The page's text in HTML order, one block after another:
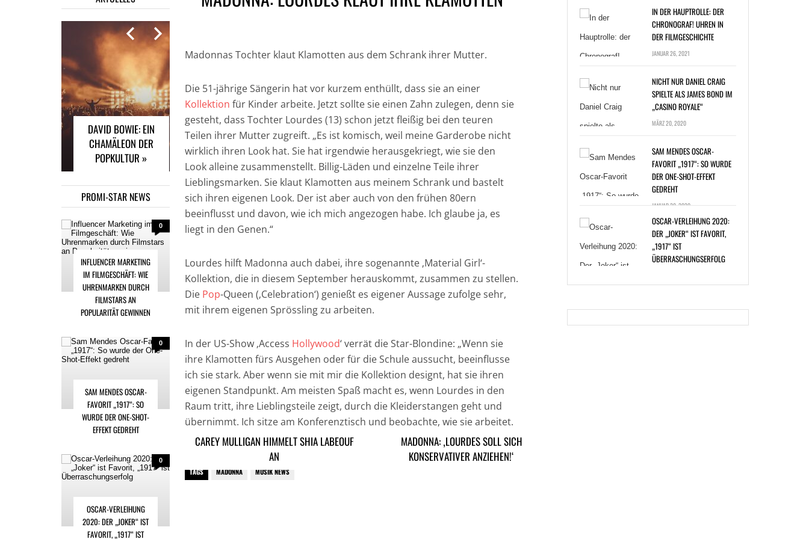
DAVID BOWIE: EIN
CHAMÄLEON DER
POPKULTUR »
MARKETING IM
FILMGESCHÄFT: WIE
UHRENMARKEN
DURCH FILMSTARS
AN POPULARITÄT
GEWINNEN »
IN DER HAUPTROLLE:
DER CHRONOGRAF!
UHREN IN DER
FILMGESCHICHTE »
GESUND UND GUT
FÜR DICH UND DIE
UMWELT:
NACHHALTIGE
HAARPFLEGE »
NICHT NUR DANIEL
CRAIG SPIELTE ALS
„CASINO ROYALE“ »
PROMI-STAR NEWS
0
INFLUENCER MARKETING
IM FILMGESCHÄFT: WIE
UHRENMARKEN DURCH
FILMSTARS AN
POPULARITÄT GEWINNEN
0
SAM MENDES OSCAR-
FAVORIT „1917“: SO
WURDE DER ONE-SHOT-
EFFEKT GEDREHT
0
OSCAR-VERLEIHUNG
2020: DER „JOKER“ IST
FAVORIT, „1917“ IST
Madonnas Tochter klaut Klamotten aus dem Schrank ihrer Mutter.
Die 51-jährige Sängerin hat vor kurzem enthüllt, dass sie an einer
Kollektion für Kinder arbeite. Jetzt sollte sie einen Zahn zulegen, denn sie
gesteht, dass Tochter Lourdes (13) schon jetzt fleißig bei den teuren
Teilen ihrer Mutter zugreift. „Es ist komisch, weil meine Garderobe nicht
wirklich ihren Look hat. Sie hat irgendwie herausgekriegt, wie sie den
Look alleine zusammenstellt. Billig-Läden und einzelne Teile ihrer
Lieblingsmarken. Sie klaut Klamotten aus meinem Schrank und bastelt
sich ihren eigenen Look. Der ist aber auch von den frühen 80ern
beeinflusst und davon, wie ich mich angezogen habe. Ich glaube ja, es
liegt in den Genen.“
Lourdes hilft Madonna auch dabei, ihre sogenannte ‚Material Girl‘-
Kollektion, die in diesem September herauskommt, zusammen zu stellen.
Die Pop-Queen (‚Celebration‘) genießt es eigener Aussage zufolge sehr,
mit ihrem eigenen Sprössling zu arbeiten.
In der US-Show ‚Access Hollywood‘ verrät die Star-Blondine: „Wenn sie
ihre Klamotten fürs Ausgehen oder für die Schule aussucht, beeinflusse
ich sie stark. Aber wenn sie mit mir die Kollektion designt, hat sie ihren
eigenen Standpunkt. Am meisten Spaß macht es, wenn Lourdes in den
Raum tritt, ihre Lieblingsteile zeigt, durch die Kleiderstangen geht und
übernimmt. Ich sitze am Konferenztisch und beobachte, wie sie arbeitet.
Das ist erfrischend.“
TAGS MADONNA MUSIK NEWS
CAREY MULLIGAN HIMMELT SHIA LABEOUF
AN
MADONNA: ‚LOURDES SOLL SICH
KONSERVATIVER ANZIEHEN!‘
IN DER HAUPTROLLE: DER
CHRONOGRAF! UHREN IN
DER FILMGESCHICHTE
JANUAR 26, 2021
NICHT NUR DANIEL CRAIG
SPIELTE ALS JAMES BOND IM
„CASINO ROYALE“
MÄRZ 20, 2020
SAM MENDES OSCAR-
FAVORIT „1917“: SO WURDE
DER ONE-SHOT-EFFEKT
GEDREHT
JANUAR 20, 2020
OSCAR-VERLEIHUNG 2020:
DER „JOKER“ IST FAVORIT,
„1917“ IST
ÜBERRASCHUNGSERFOLG